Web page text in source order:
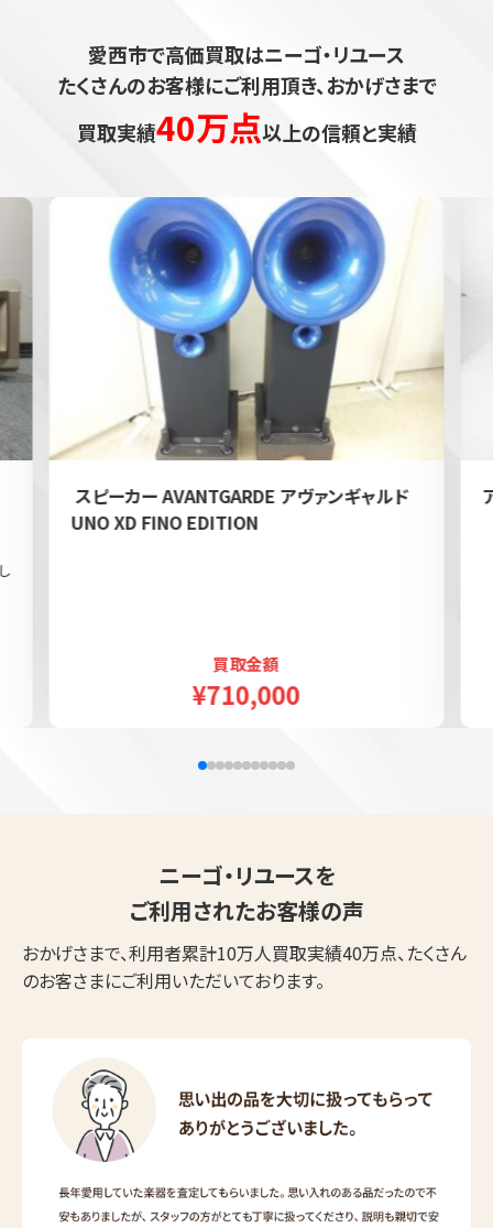
ウェブから1分
かんたん査定見積
フリーダイヤル
愛西市で高価買取はニーゴ・リユース
たくさんのお客様にご利用頂き、おかげさまで
買取実績40万点以上の信頼と実績
スピーカー AVANTGARDE アヴァンギャルド
UNO XD FINO EDITION
買取金額
¥710,000
ニーゴ・リユースを
ご利用されたお客様の声
おかげさまで、利用者累計10万人買取実績40万点、たくさん
のお客さまにご利用いただいております。